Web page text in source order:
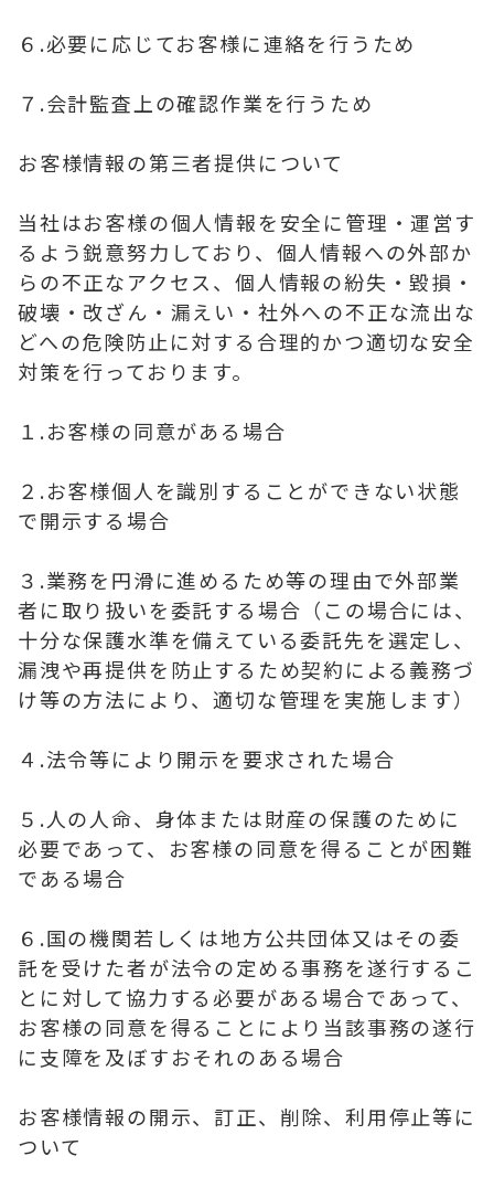
６.必要に応じてお客様に連絡を行うため
７.会計監査上の確認作業を行うため
お客様情報の第三者提供について
当社はお客様の個人情報を安全に管理・運営す
るよう鋭意努力しており、個人情報への外部か
らの不正なアクセス、個人情報の紛失・毀損・
破壊・改ざん・漏えい・社外への不正な流出な
どへの危険防止に対する合理的かつ適切な安全
対策を行っております。
１.お客様の同意がある場合
２.お客様個人を識別することができない状態
で開示する場合
３.業務を円滑に進めるため等の理由で外部業
者に取り扱いを委託する場合（この場合には、
十分な保護水準を備えている委託先を選定し、
漏洩や再提供を防止するため契約による義務づ
け等の方法により、適切な管理を実施します）
４.法令等により開示を要求された場合
５.人の人命、身体または財産の保護のために
必要であって、お客様の同意を得ることが困難
である場合
６.国の機関若しくは地方公共団体又はその委
託を受けた者が法令の定める事務を遂行するこ
とに対して協力する必要がある場合であって、
お客様の同意を得ることにより当該事務の遂行
に支障を及ぼすおそれのある場合
お客様情報の開示、訂正、削除、利用停止等に
ついて